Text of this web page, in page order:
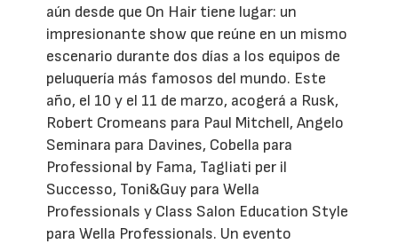
aún desde que On Hair tiene lugar: un
impresionante show que reúne en un mismo
escenario durante dos días a los equipos de
peluquería más famosos del mundo. Este
año, el 10 y el 11 de marzo, acogerá a Rusk,
Robert Cromeans para Paul Mitchell, Angelo
Seminara para Davines, Cobella para
Professional by Fama, Tagliati per il
Successo, Toni&Guy para Wella
Professionals y Class Salon Education Style
para Wella Professionals. Un evento